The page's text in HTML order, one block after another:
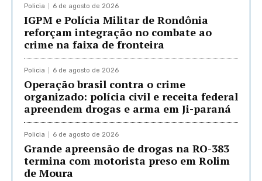
Policia 6 de agosto de 2026
IGPM e Polícia Militar de Rondônia
reforçam integração no combate ao
crime na faixa de fronteira
Policia 6 de agosto de 2026
Operação brasil contra o crime
organizado: polícia civil e receita federal
apreendem drogas e arma em Ji-paraná
Policia 6 de agosto de 2026
Grande apreensão de drogas na RO-383
termina com motorista preso em Rolim
de Moura